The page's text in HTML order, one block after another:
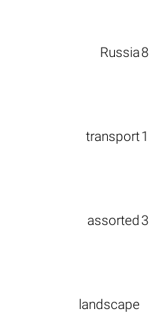
Russia
transport
assorted
landscape